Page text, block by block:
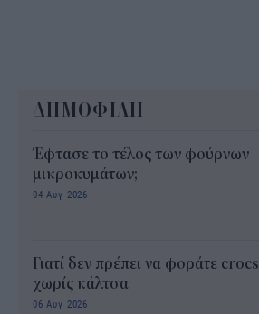
ΔΗΜΟΦΙΛΗ
Έφτασε το τέλος των φούρνων
μικροκυμάτων;
04 Αυγ 2026
Γιατί δεν πρέπει να φοράτε crocs
χωρίς κάλτσα
06 Αυγ 2026